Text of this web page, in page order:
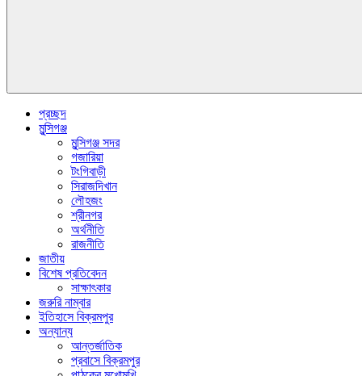
প্রচ্ছদ
মুন্সিগঞ্জ
মুন্সিগঞ্জ সদর
গজারিয়া
টংগিবাড়ী
সিরাজদিখান
লৌহজং
শ্রীনগর
অর্থনীতি
রাজনীতি
জাতীয়
বিশেষ প্রতিবেদন
সাক্ষাৎকার
জরুরি নাম্বার
ইতিহাসে বিক্রমপুর
অন্যান্য
আন্তর্জাতিক
প্রবাসে বিক্রমপুর